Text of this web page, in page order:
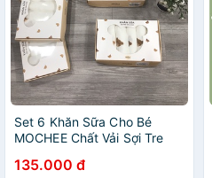
Set 6 Khăn Sữa Cho Bé
MOCHEE Chất Vải Sợi Tre
Lau Mặt, Yếm Đeo Cổ
135.000 đ